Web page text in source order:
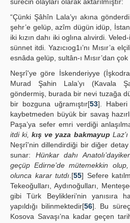
sürecin olayları olarak aktarılmıştır:
“Çünki Şâhîn Lala’yı akına
şehr’e gelüp, azîm dügün idüp,
iki kızın dahı iki oglına alıvirdi.
sünnet itdi. Yazıcıog1ı’nı Mısır’a
esnâda gelüp, sultân-ı Mısır’dan
Neşrî’ye göre İskenderiyye
Murad Şahin Lala’yı (Kavala
göndermiş, burada bir nevi tuzağa
bir bozguna uğramıştır[53]. Haberi
kaybetmeden büyük bir savaş
Paşa’ya sefer emri verdiği
itdi ki,kış ve yaza bakmayup
Neşrî’nin dillendirdiği bir diğer
sunar: Hünkar dahı
geçüp Edirne’de mütemekkin
olunca karar tutdı.[55] Sefere
Tekeoğulları, Aydınoğulları,
gibi Türk Beylikleri’nin yanısıra
yapıldığı bilinmektedir[56]. Bu
Kosova Savaşı’na kadar geçen